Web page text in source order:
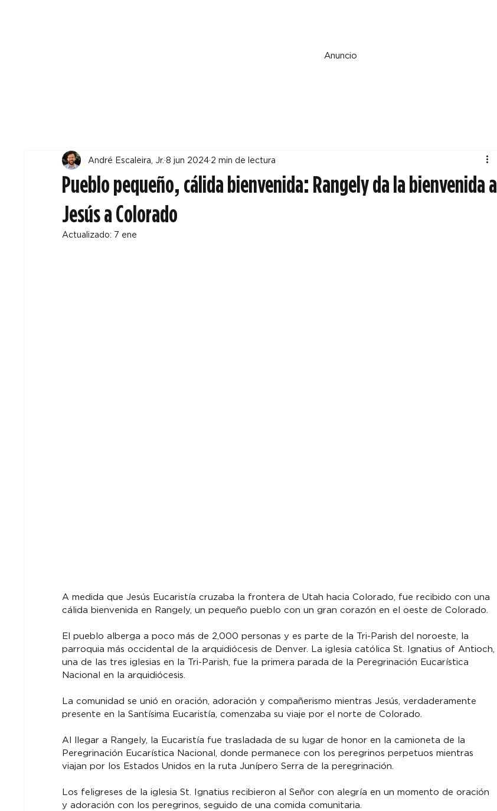
Anuncio
Pueblo pequeño, cálida bienvenida: Rangely da la bienvenida a
Jesús a Colorado
André Escaleira, Jr. 8 jun 2024 2 min de lectura
Actualizado: 7 ene
A medida que Jesús Eucaristía cruzaba la frontera de Utah hacia Colorado, fue recibido con una
cálida bienvenida en Rangely, un pequeño pueblo con un gran corazón en el oeste de Colorado.
El pueblo alberga a poco más de 2,000 personas y es parte de la Tri-Parish del noroeste, la
parroquia más occidental de la arquidiócesis de Denver. La iglesia católica St. Ignatius of Antioch,
una de las tres iglesias en la Tri-Parish, fue la primera parada de la Peregrinación Eucarística
Nacional en la arquidiócesis.
La comunidad se unió en oración, adoración y compañerismo mientras Jesús, verdaderamente
presente en la Santísima Eucaristía, comenzaba su viaje por el norte de Colorado.
Al llegar a Rangely, la Eucaristía fue trasladada de su lugar de honor en la camioneta de la
Peregrinación Eucarística Nacional, donde permanece con los peregrinos perpetuos mientras
viajan por los Estados Unidos en la ruta Junípero Serra de la peregrinación.
Los feligreses de la iglesia St. Ignatius recibieron al Señor con alegría en un momento de oración
y adoración con los peregrinos, seguido de una comida comunitaria.